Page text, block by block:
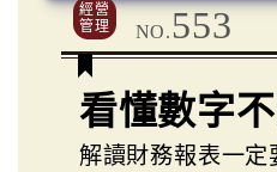
經營
管理
NO. 553
看懂數字
解讀財務報表一